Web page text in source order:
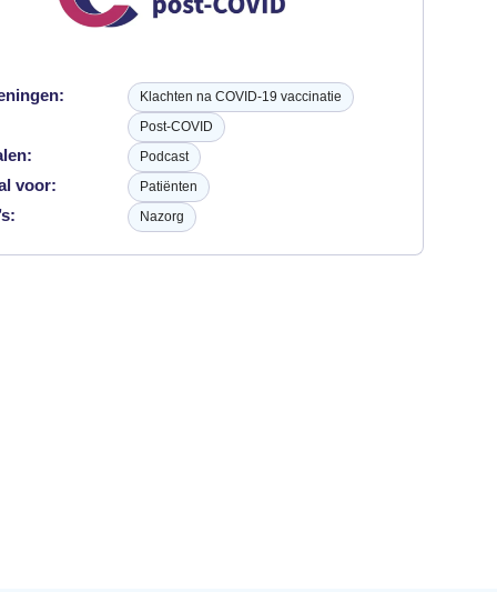
Klachten na COVID-19 vaccinatie
Post-COVID
Podcast
voor: Patiënten
Nazorg